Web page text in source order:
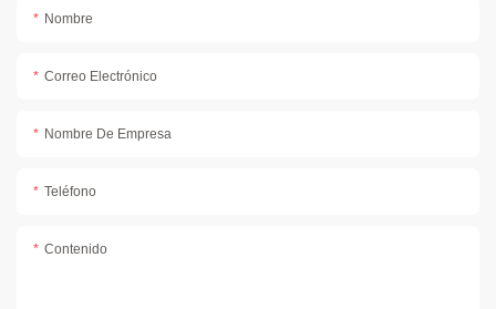
Nombre
Correo Electrónico
Nombre De Empresa
Teléfono
Contenido